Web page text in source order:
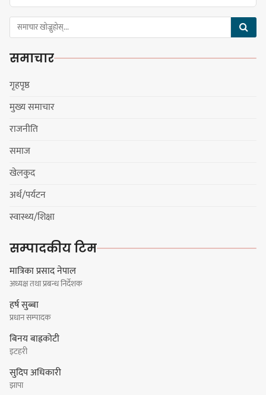
नेपाली काँग्रेस सभापति गगन थापालाई
सुनसरीका कार्यकर्ताको आग्रह
समाचार
गृहपृष्ठ
मुख्य समाचार
राजनीति
समाज
खेलकुद
अर्थ/पर्यटन
स्वास्थ्य/शिक्षा
सम्पादकीय टिम
मात्रिका प्रसाद नेपाल
अध्यक्ष तथा प्रबन्ध निर्देशक
हर्ष सुब्बा
प्रधान सम्पादक
बिनय बाह्रकोटी
इटहरी
सुदिप अधिकारी
झापा